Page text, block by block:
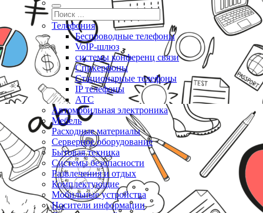
Телефония
Беспроводные телефоны
VoIP-шлюз
системы конференц связи
Спикерфоны
Стационарные телефоны
IP телефоны
АТС
Автомобильная электроника
Мебель
Расходные материалы
Серверное оборудование
Бытовая техника
Системы безопасности
Развлечения и отдых
Комплектующие
Мобильные устройства
Носители информации